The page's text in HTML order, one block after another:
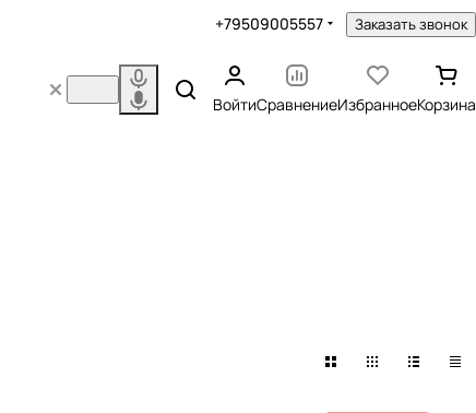
+79509005557 Заказать звонок
ВойтиСравнениеИзбранноеКорзина